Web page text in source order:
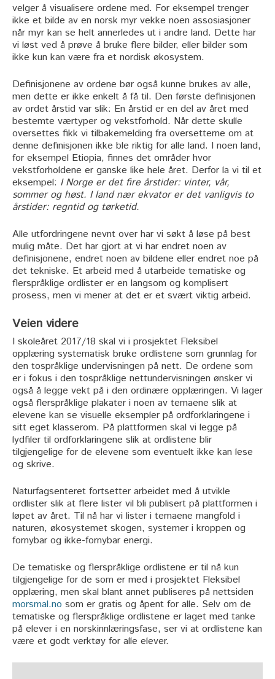
velger å visualisere ordene med. For eksempel trenger
ikke et bilde av en norsk myr vekke noen assosiasjoner
når myr kan se helt annerledes ut i andre land. Dette har
vi løst ved å prøve å bruke flere bilder, eller bilder som
ikke kun kan være fra et nordisk økosystem.
Definisjonene av ordene bør også kunne brukes av alle,
men dette er ikke enkelt å få til. Den første definisjonen
av ordet årstid var slik: En årstid er en del av året med
bestemte værtyper og vekstforhold. Når dette skulle
oversettes fikk vi tilbakemelding fra oversetterne om at
denne definisjonen ikke ble riktig for alle land. I noen land,
for eksempel Etiopia, finnes det områder hvor
vekstforholdene er ganske like hele året. Derfor la vi til et
eksempel: I Norge er det fire årstider: vinter, vår,
sommer og høst. I land nær ekvator er det vanligvis to
årstider: regntid og tørketid.
Alle utfordringene nevnt over har vi søkt å løse på best
mulig måte. Det har gjort at vi har endret noen av
definisjonene, endret noen av bildene eller endret noe på
det tekniske. Et arbeid med å utarbeide tematiske og
flerspråklige ordlister er en langsom og komplisert
prosess, men vi mener at det er et svært viktig arbeid.
Veien videre
I skoleåret 2017/18 skal vi i prosjektet Fleksibel
opplæring systematisk bruke ordlistene som grunnlag for
den tospråklige undervisningen på nett. De ordene som
er i fokus i den tospråklige nettundervisningen ønsker vi
også å legge vekt på i den ordinære opplæringen. Vi lager
også flerspråklige plakater i noen av temaene slik at
elevene kan se visuelle eksempler på ordforklaringene i
sitt eget klasserom. På plattformen skal vi legge på
lydfiler til ordforklaringene slik at ordlistene blir
tilgjengelige for de elevene som eventuelt ikke kan lese
og skrive.
Naturfagsenteret fortsetter arbeidet med å utvikle
ordlister slik at flere lister vil bli publisert på plattformen i
løpet av året. Til nå har vi lister i temaene mangfold i
naturen, økosystemet skogen, systemer i kroppen og
fornybar og ikke-fornybar energi.
De tematiske og flerspråklige ordlistene er til nå kun
tilgjengelige for de som er med i prosjektet Fleksibel
opplæring, men skal blant annet publiseres på nettsiden
morsmal.no som er gratis og åpent for alle. Selv om de
tematiske og flerspråklige ordlistene er laget med tanke
på elever i en norskinnlæringsfase, ser vi at ordlistene kan
være et godt verktøy for alle elever.